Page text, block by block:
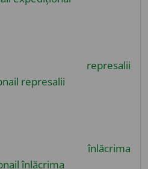
represalii
înlăcrima